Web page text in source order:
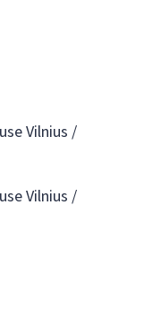
Vilnius /
Vilnius /